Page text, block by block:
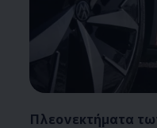
Πλεονεκτήματα